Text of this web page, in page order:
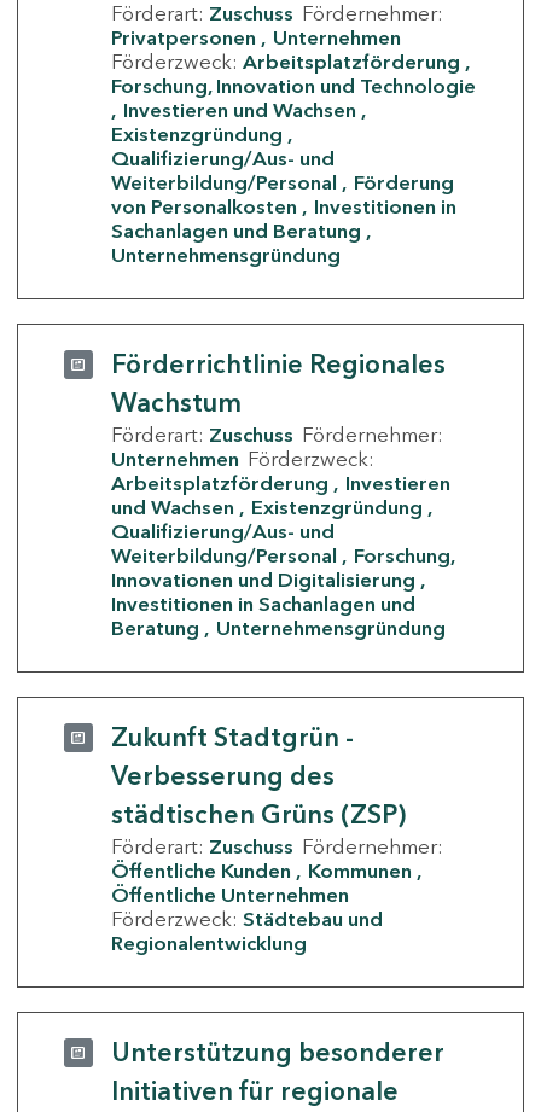
Förderart: Zuschuss Fördernehmer:
Privatpersonen
Unternehmen
Förderzweck: Arbeitsplatzförderung
Forschung, Innovation und Technologie
Investieren und Wachsen
Existenzgründung
Qualifizierung/Aus- und
Weiterbildung/Personal
Förderung
von Personalkosten
Investitionen in
Sachanlagen und Beratung
Unternehmensgründung
Förderrichtlinie Regionales
Wachstum
Förderart: Zuschuss Fördernehmer:
Unternehmen Förderzweck:
Arbeitsplatzförderung
Investieren
und Wachsen
Existenzgründung
Qualifizierung/Aus- und
Weiterbildung/Personal
Forschung,
Innovationen und Digitalisierung
Investitionen in Sachanlagen und
Beratung
Unternehmensgründung
Zukunft Stadtgrün -
Verbesserung des
städtischen Grüns (ZSP)
Förderart: Zuschuss Fördernehmer:
Öffentliche Kunden
Kommunen
Öffentliche Unternehmen
Förderzweck: Städtebau und
Regionalentwicklung
Unterstützung besonderer
Initiativen für regionale